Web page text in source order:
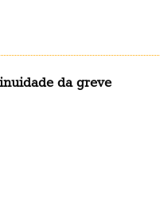
da greve